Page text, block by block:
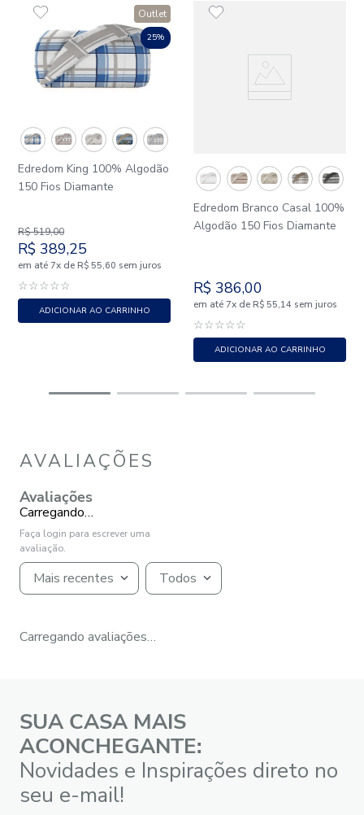
25%
Outlet
Edredom King 100% Algodão
150 Fios Diamante
R$519,00
R$ 389,25
em até 7x de R$ 55,60 sem juros
☆☆☆☆☆
ADICIONAR AO CARRINHO
Edredom Branco Casal 100%
Algodão 150 Fios Diamante
R$ 386,00
em até 7x de R$ 55,14 sem juros
☆☆☆☆☆
ADICIONAR AO CARRINHO
AVALIAÇÕES
Avaliações
Carregando…
Faça login para escrever uma
avaliação.
Mais recentes Todos
Carregando avaliações…
SUA CASA MAIS
ACONCHEGANTE:
Novidades e Inspirações direto no
seu e-mail!